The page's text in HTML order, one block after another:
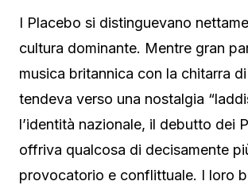
I Placebo si distinguevano
cultura dominante. Mentre gran
musica britannica con la chitarra
tendeva verso una nostalgia
l’identità nazionale, il debutto dei
offriva qualcosa di decisamente
provocatorio e conflittuale. I loro